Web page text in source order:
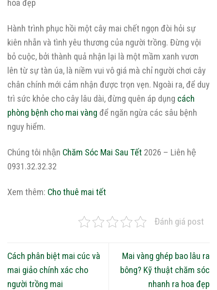
Hành trình phục hồi một cây mai chết ngọn đòi hỏi sự
kiên nhẫn và tình yêu thương của người trồng. Đừng vội
bỏ cuộc, bởi thành quả nhận lại là một mầm xanh vươn
lên từ sự tàn úa, là niềm vui vô giá mà chỉ người chơi cây
chân chính mới cảm nhận được trọn vẹn. Ngoài ra, để duy
trì sức khỏe cho cây lâu dài, đừng quên áp dụng cách
phòng bệnh cho mai vàng để ngăn ngừa các sâu bệnh
nguy hiểm.
Chúng tôi nhận Chăm Sóc Mai Sau Tết 2026 – Liên hệ
0931.32.32.32
Xem thêm: Cho thuê mai tết
Đánh giá post
Cách phân biệt mai cúc và
mai giảo chính xác cho
người trồng mai
Mai vàng ghép bao lâu ra
bông? Kỹ thuật chăm sóc
nhanh ra hoa đẹp